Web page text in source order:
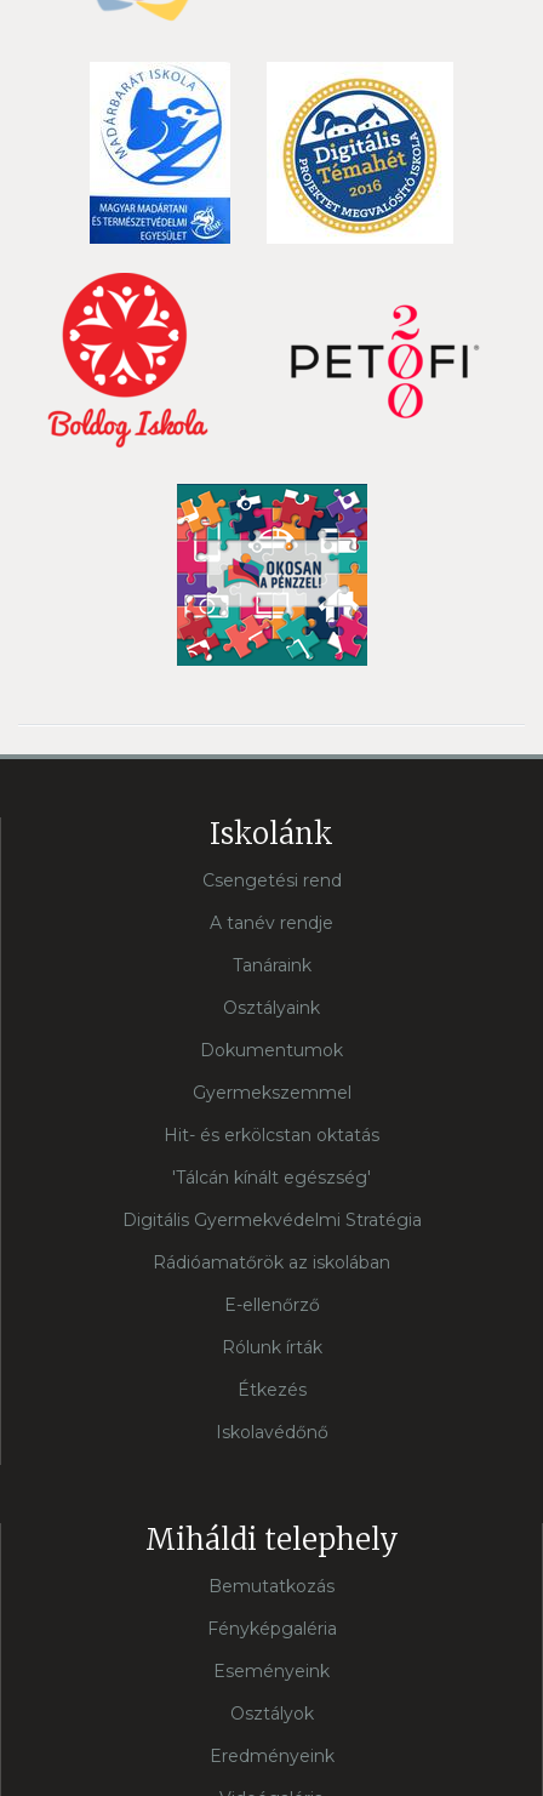
Iskolánk
Csengetési rend
A tanév rendje
Tanáraink
Osztályaink
Dokumentumok
Gyermekszemmel
Hit- és erkölcstan oktatás
'Tálcán kínált egészség'
Digitális Gyermekvédelmi Stratégia
Rádióamatőrök az iskolában
E-ellenőrző
Rólunk írták
Étkezés
Iskolavédőnő
Miháldi telephely
Bemutatkozás
Fényképgaléria
Eseményeink
Osztályok
Eredményeink